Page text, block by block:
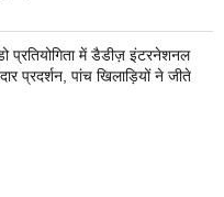
प्रतियोगिता में डैडीज़ इंटरनेशनल
प्रदर्शन, पांच खिलाड़ियों ने जीते